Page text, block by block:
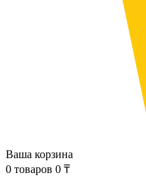
Ваша корзина
0 товаров 0 ₸